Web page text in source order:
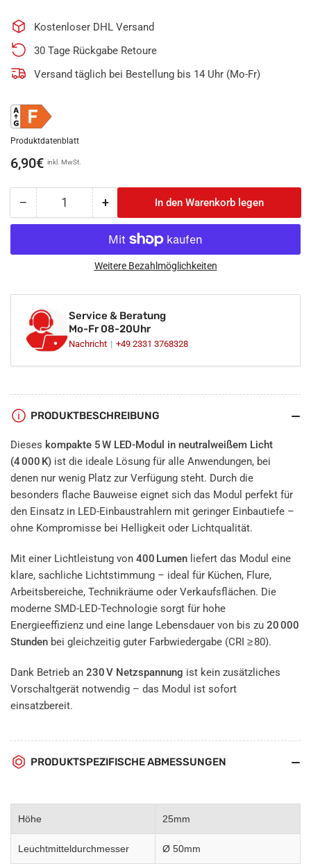
Kostenloser DHL Versand
30 Tage Rückgabe Retoure
Versand täglich bei Bestellung bis 14 Uhr (Mo-Fr)
Produktdatenblatt
Normaler
6,90€ inkl. MwSt.
− Menge
reduzieren
5W
flach
neutralweiß
4000K
230V
SMD
Anzahl +Menge
erhöhen
für
5W
LED
flach
neutralweiß
4000K
230V
In den Warenkorb legen
Weitere Bezahlmöglichkeiten
Service & Beratung
Mo-Fr 08-20Uhr
Nachricht +49 2331 3768328
PRODUKTBESCHREIBUNG
Dieses kompakte 5 W LED-Modul in neutralweißem Licht
(4 000 K) ist die ideale Lösung für alle Anwendungen, bei
denen nur wenig Platz zur Verfügung steht. Durch die
besonders flache Bauweise eignet sich das Modul perfekt für
den Einsatz in LED-Einbaustrahlern mit geringer Einbautiefe –
ohne Kompromisse bei Helligkeit oder Lichtqualität.
Mit einer Lichtleistung von 400 Lumen liefert das Modul eine
klare, sachliche Lichtstimmung – ideal für Küchen, Flure,
Arbeitsbereiche, Technikräume oder Verkaufsflächen. Die
moderne SMD-LED-Technologie sorgt für hohe
Energieeffizienz und eine lange Lebensdauer von bis zu 20 000
Stunden bei gleichzeitig guter Farbwiedergabe (CRI ≥ 80).
Dank Betrieb an 230 V Netzspannung ist kein zusätzliches
Vorschaltgerät notwendig – das Modul ist sofort
einsatzbereit.
PRODUKTSPEZIFISCHE ABMESSUNGEN
Höhe 25mm
Leuchtmitteldurchmesser Ø 50mm